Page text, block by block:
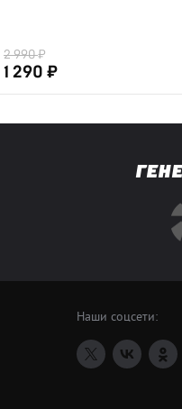
2 990
1 290
Наши соцсети: